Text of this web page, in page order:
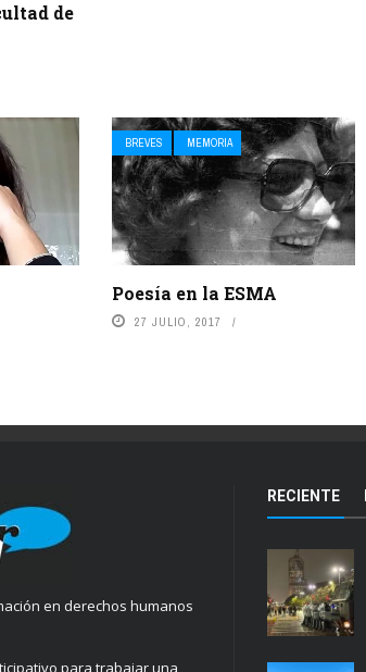
de
BREVES MEMORIA
Poesía en la ESMA
27 JULIO, 2017
en derechos humanos
para trabajar una
RECIENTE